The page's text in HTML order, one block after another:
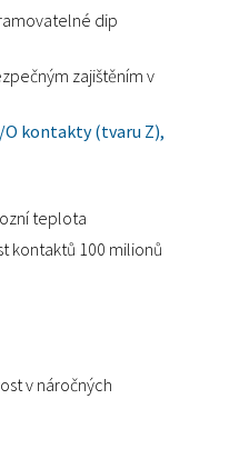
dip
zajištěním v
O kontakty (tvaru Z),
teplota
kontaktů 100 milionů
v náročných